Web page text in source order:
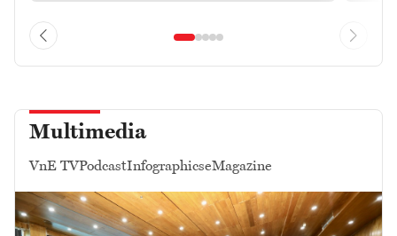
Multimedia
VnE TVPodcastInfographicseMagazine